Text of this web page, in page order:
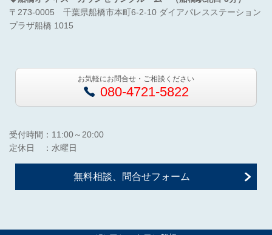
〒273-0005 千葉県船橋市本町6-2-10 ダイアパレスステーション
プラザ船橋 1015
お気軽にお問合せ・ご相談ください
080-4721-5822
受付時間：11:00～20:00
定休日 ：水曜日
無料相談、問合せフォーム